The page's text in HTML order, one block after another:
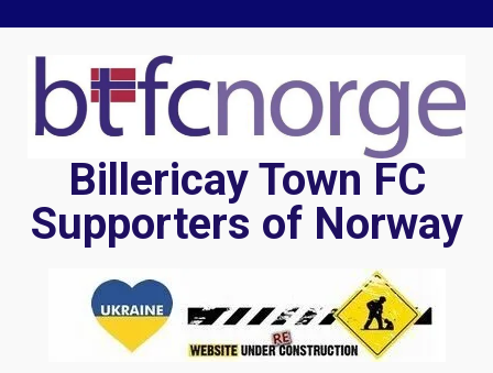
content
Billericay Town FC
Supporters of Norway